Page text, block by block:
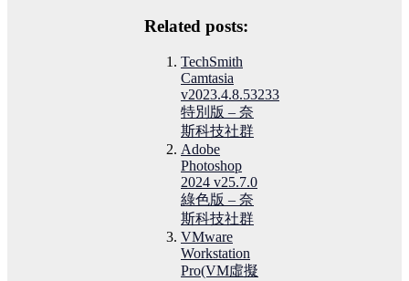
Related posts:
TechSmith
Camtasia
v2023.4.8.53233
特別版 – 奈
斯科技社群
Adobe
Photoshop
2024 v25.7.0
綠色版 – 奈
斯科技社群
VMware
Workstation
Pro(VM虛擬